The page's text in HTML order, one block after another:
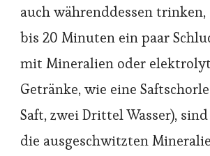
auch währenddessen trinken,
bis 20 Minuten ein paar
mit Mineralien oder
Getränke, wie eine
Saft, zwei Drittel Wasser),
die ausgeschwitzten